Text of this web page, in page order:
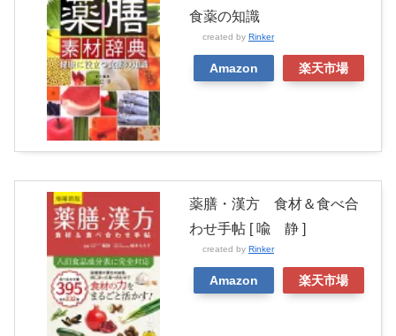
食薬の知識
created by Rinker
Amazon 楽天市場
薬膳・漢方 食材＆食べ合
わせ手帖 [ 喩 静 ]
created by Rinker
Amazon 楽天市場